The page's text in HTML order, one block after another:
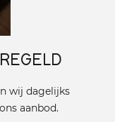
wij dagelijks
aanbod.